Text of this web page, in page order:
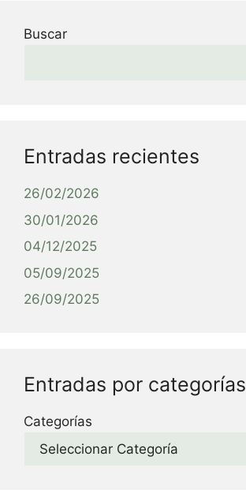
Buscar
Entradas recientes
26/02/2026
30/01/2026
04/12/2025
05/09/2025
26/09/2025
Entradas por categorías
Categorías